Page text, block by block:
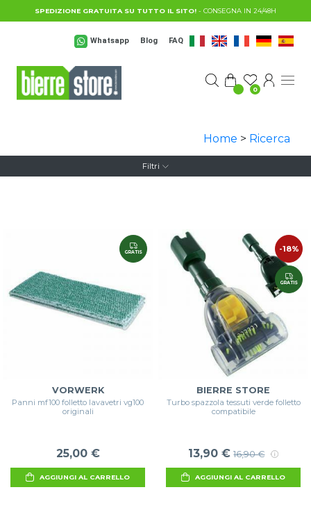
Salta al contenuto principale
SPEDIZIONE GRATUITA SU TUTTO IL SITO! - CONSEGNA IN 24/48H
Whatsapp Blog FAQ
0
Home > Ricerca
Filtri
GRATIS
VORWERK
Panni mf100 folletto lavavetri vg100
originali
25,00 €
AGGIUNGI AL CARRELLO
-18%
GRATIS
BIERRE STORE
Turbo spazzola tessuti verde folletto
compatibile
13,90 € 16,90 €
AGGIUNGI AL CARRELLO